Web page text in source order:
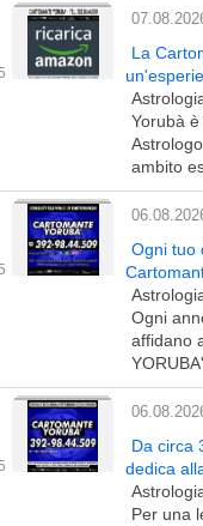
La
Yorubà
ambito
Ogni tuo
Ogni
affidano
Da circa
dedica
Per una